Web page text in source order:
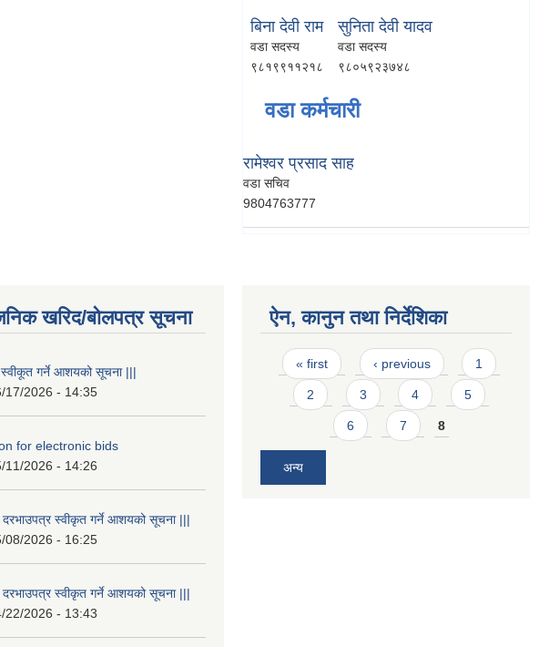
बिना देवी राम
वडा सदस्य
९८१९९११२१८
सुनिता देवी यादव
वडा सदस्य
९८०५९२३७४८
वडा कर्मचारी
रामेश्वर प्रसाद साह
वडा सचिव
9804763777
खरिद/बोलपत्र सूचना
स्वीकूत गर्ने आशयको सूचना |||
17/2026 - 14:35
for electronic bids
11/2026 - 14:26
दरभाउपत्र स्वीकृत गर्ने आशयको सूचना |||
08/2026 - 16:25
दरभाउपत्र स्वीकृत गर्ने आशयको सूचना |||
22/2026 - 13:43
ऐन, कानुन तथा निर्देशिका
Pages
« first ‹ previous 1
2 3 4 5
6 7 8
अन्य